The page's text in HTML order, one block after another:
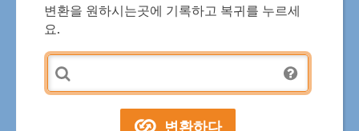
변환을 원하시는곳에 기록하고 복귀를 누르세
요.